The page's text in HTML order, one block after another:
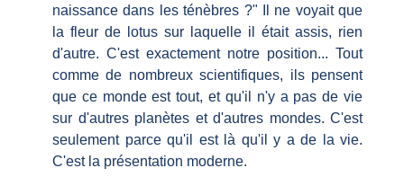
naissance dans les ténèbres ?" Il ne voyait que
la fleur de lotus sur laquelle il était assis, rien
d'autre. C'est exactement notre position... Tout
comme de nombreux scientifiques, ils pensent
que ce monde est tout, et qu'il n'y a pas de vie
sur d'autres planètes et d'autres mondes. C'est
seulement parce qu'il est là qu'il y a de la vie.
C'est la présentation moderne.